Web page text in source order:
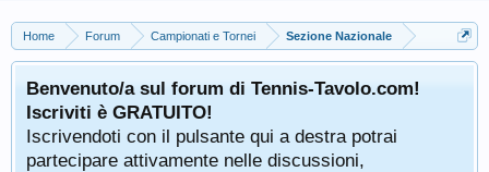
Home Forum Campionati e Tornei Sezione Nazionale
Benvenuto/a sul forum di Tennis-Tavolo.com!
Iscriviti è GRATUITO!
Iscrivendoti con il pulsante qui a destra potrai
partecipare attivamente nelle discussioni,